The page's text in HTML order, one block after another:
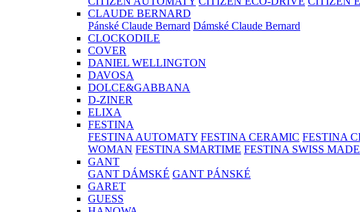
CLAUDE BERNARD
Pánské Claude Bernard Dámské Claude Bernard
CLOCKODILE
COVER
DANIEL WELLINGTON
DAVOSA
DOLCE&GABBANA
D-ZINER
ELIXA
FESTINA
FESTINA AUTOMATY FESTINA CERAMIC FESTINA
WOMAN FESTINA SMARTIME FESTINA SWISS MADE
GANT
GANT DÁMSKÉ GANT PÁNSKÉ
GARET
GUESS